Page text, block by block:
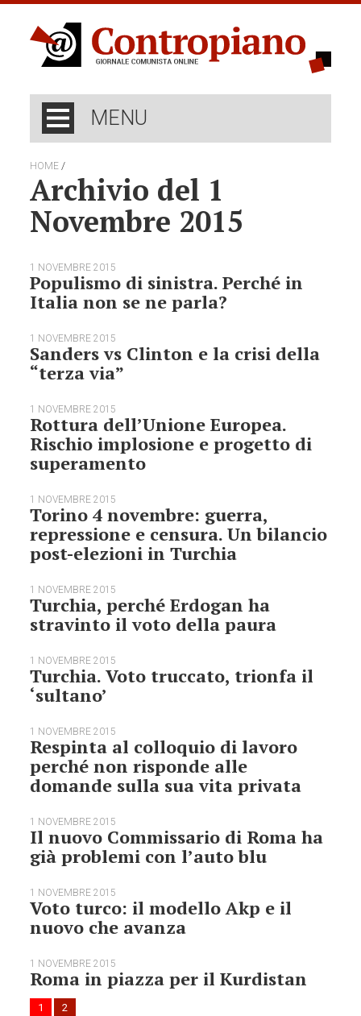
MENU
HOME /
Archivio del 1
Novembre 2015
1 NOVEMBRE 2015
Populismo di sinistra. Perché in
Italia non se ne parla?
1 NOVEMBRE 2015
Sanders vs Clinton e la crisi della
“terza via”
1 NOVEMBRE 2015
Rottura dell’Unione Europea.
Rischio implosione e progetto di
superamento
1 NOVEMBRE 2015
Torino 4 novembre: guerra,
repressione e censura. Un bilancio
post-elezioni in Turchia
1 NOVEMBRE 2015
Turchia, perché Erdogan ha
stravinto il voto della paura
1 NOVEMBRE 2015
Turchia. Voto truccato, trionfa il
‘sultano’
1 NOVEMBRE 2015
Respinta al colloquio di lavoro
perché non risponde alle
domande sulla sua vita privata
1 NOVEMBRE 2015
Il nuovo Commissario di Roma ha
già problemi con l’auto blu
1 NOVEMBRE 2015
Voto turco: il modello Akp e il
nuovo che avanza
1 NOVEMBRE 2015
Roma in piazza per il Kurdistan
1 2